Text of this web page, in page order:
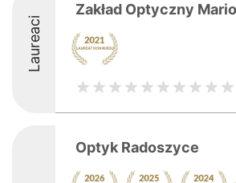
Laureaci
Zakład Optyczny
Optyk Radoszyce